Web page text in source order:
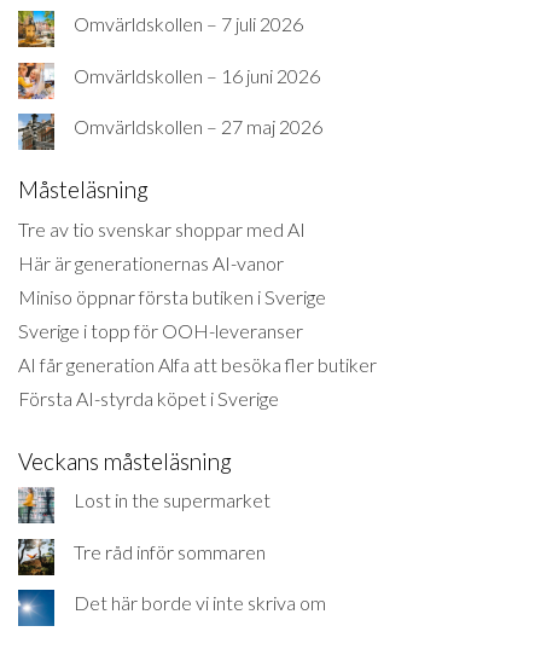
Omvärldskollen – 7 juli 2026
Omvärldskollen – 16 juni 2026
Omvärldskollen – 27 maj 2026
Måsteläsning
Tre av tio svenskar shoppar med AI
Här är generationernas AI-vanor
Miniso öppnar första butiken i Sverige
Sverige i topp för OOH-leveranser
AI får generation Alfa att besöka fler butiker
Första AI-styrda köpet i Sverige
Veckans måsteläsning
Lost in the supermarket
Tre råd inför sommaren
Det här borde vi inte skriva om